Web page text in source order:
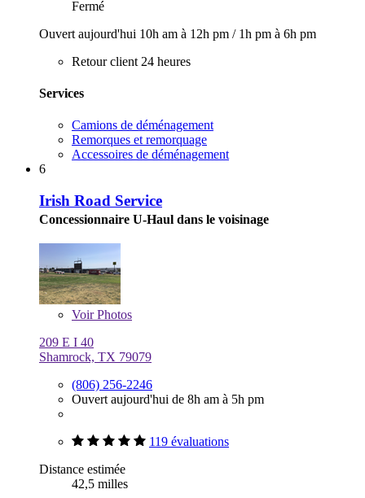
Fermé
Ouvert aujourd'hui 10h am à 12h pm / 1h pm à 6h pm
Retour client 24 heures
Services
Camions de déménagement
Remorques et remorquage
Accessoires de déménagement
6
Irish Road Service
Concessionnaire U-Haul dans le voisinage
VoirPhotos
209 E I 40
Shamrock, TX 79079
(806) 256-2246
Ouvert aujourd'hui de 8h am à 5h pm
119 évaluations
Distance estimée
42,5 milles